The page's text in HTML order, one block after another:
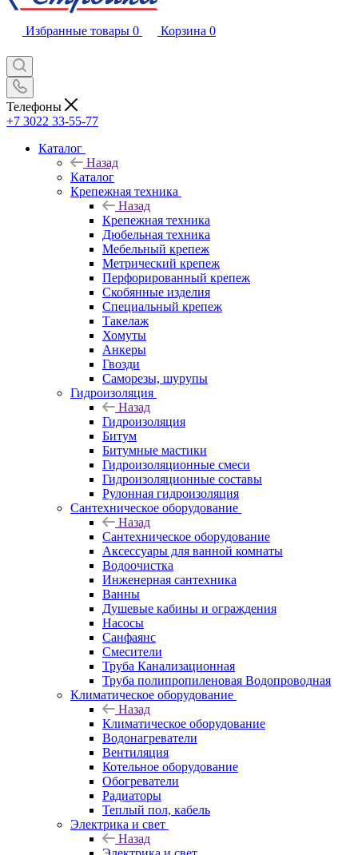
Избранные товары 0 Корзина 0
Телефоны
+7 3022 33-55-77
Каталог
Назад
Каталог
Крепежная техника
Назад
Крепежная техника
Дюбельная техника
Мебельный крепеж
Метрический крепеж
Перфорированный крепеж
Скобянные изделия
Специальный крепеж
Такелаж
Хомуты
Анкеры
Гвозди
Саморезы, шурупы
Гидроизоляция
Назад
Гидроизоляция
Битум
Битумные мастики
Гидроизоляционные смеси
Гидроизоляционные составы
Рулонная гидроизоляция
Сантехническое оборудование
Назад
Сантехническое оборудование
Аксессуары для ванной комнаты
Водоочистка
Инженерная сантехника
Ванны
Душевые кабины и ограждения
Насосы
Санфаянс
Смесители
Труба Канализационная
Труба полипропиленовая Водопроводная
Климатическое оборудование
Назад
Климатическое оборудование
Водонагреватели
Вентиляция
Котельное оборудование
Обогреватели
Радиаторы
Теплый пол, кабель
Электрика и свет
Назад